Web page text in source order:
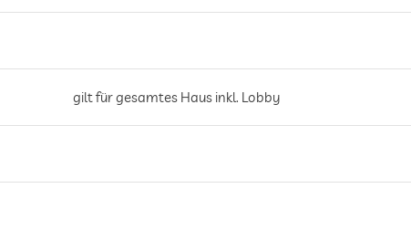
gilt für gesamtes Haus inkl. Lobby